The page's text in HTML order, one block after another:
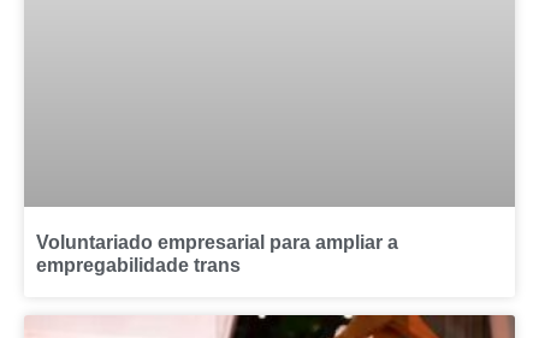
Voluntariado empresarial para ampliar a
empregabilidade trans